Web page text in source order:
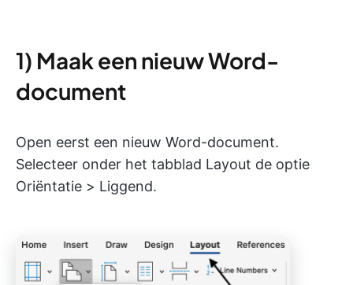
1) Maak een nieuw Word-
document
Open eerst een nieuw Word-document.
Selecteer onder het tabblad Layout de optie
Oriëntatie > Liggend.